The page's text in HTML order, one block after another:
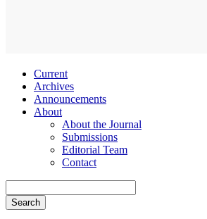
Current
Archives
Announcements
About
About the Journal
Submissions
Editorial Team
Contact
Search